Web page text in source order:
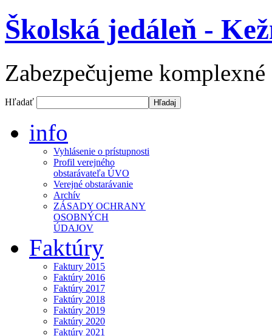
Školská jedáleň -
Zabezpečujeme
Hľadať
info
Vyhlásenie o prístupnosti
Profil verejného
obstarávateľa ÚVO
Verejné obstarávanie
Archív
ZÁSADY OCHRANY
OSOBNÝCH
ÚDAJOV
Faktúry
Faktury 2015
Faktúry 2016
Faktúry 2017
Faktúry 2018
Faktúry 2019
Faktúry 2020
Faktúry 2021